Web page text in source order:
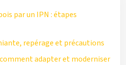
par un IPN : étapes
repérage et précautions
adapter et moderniser